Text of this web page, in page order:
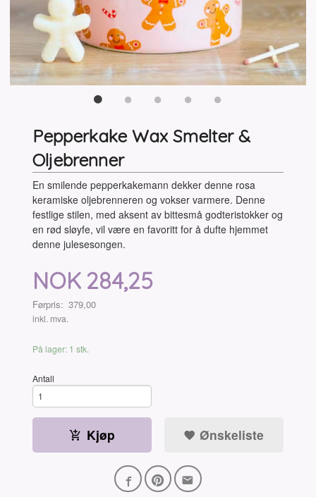
Pepperkake Wax Smelter &
Oljebrenner
En smilende pepperkakemann dekker denne rosa
keramiske oljebrenneren og vokser varmere. Denne
festlige stilen, med aksent av bittesmå godteristokker og
en rød sløyfe, vil være en favoritt for å dufte hjemmet
denne julesesongen.
Tilbud
NOK 284,25
Førpris: 379,00
Rabatt
inkl. mva.
På lager: 1 stk.
Antall
Kjøp Ønskeliste